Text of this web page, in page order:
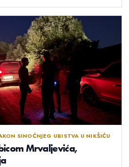
SINOĆNJEG UBISTVA U NIKŠIĆU
Mrvaljevića,